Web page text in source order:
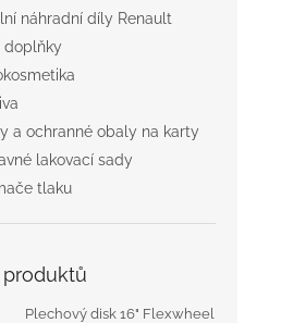
náhradní díly Renault
doplňky
a ochranné obaly na karty
lakovací sady
tlaku
produktů
Plechový disk 16" Flexwheel